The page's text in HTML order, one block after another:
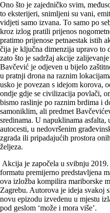
Ono što je zajedničko svim,
to eksterijeri, snimljeni su vani,
vidjeti samo izvana. To samo po
kroz izlog pratili prijenos
pratimo prijenose petnaestak istih
čija je ključna dimenzija upravo to
zato što je sadržaj akcije
Bavčević je odjeven u bijelo
u pratnji drona na raznim
usko je povezan s idejom korova,
ondje gdje se civilizacija povlači,
bismo raslinje po raznim brdima i
samoniklim, ali predmet
sredinama. U napuklinama asfalta,
autocesti, u nedovršenim
zgrada ili pripadajućih prostora
željeza.
Akcija je započela u svibnju
formatu premijerno predstavljena
ova izložba kompilira mariborske
Zagrebu. Autorova je ideja svakoj
novu epizodu izvedenu u mjestu
pod geslom ‘može i mora više’.